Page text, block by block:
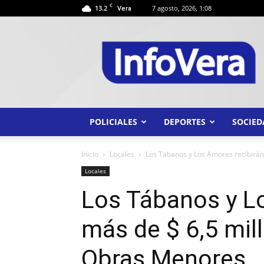
13.2 C Vera 7 agosto, 2026, 1:08
INFO
VERA
POLICIALES DEPORTES
Inicio Locales Los Tábanos y Los Amores
Locales
Los Tábanos y
más de $ 6,5